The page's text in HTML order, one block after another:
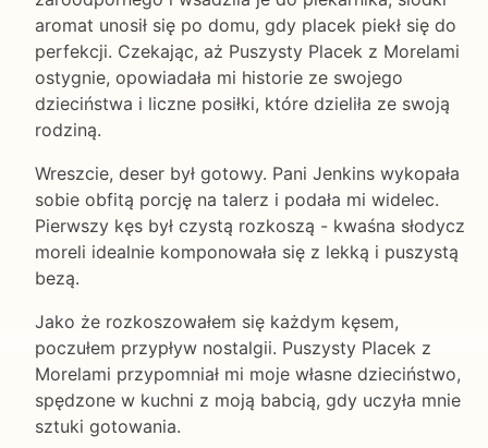
aromat unosił się po domu, gdy placek piekł się do
perfekcji. Czekając, aż Puszysty Placek z Morelami
ostygnie, opowiadała mi historie ze swojego
dzieciństwa i liczne posiłki, które dzieliła ze swoją
rodziną.
Wreszcie, deser był gotowy. Pani Jenkins wykopała
sobie obfitą porcję na talerz i podała mi widelec.
Pierwszy kęs był czystą rozkoszą - kwaśna słodycz
moreli idealnie komponowała się z lekką i puszystą
bezą.
Jako że rozkoszowałem się każdym kęsem,
poczułem przypływ nostalgii. Puszysty Placek z
Morelami przypomniał mi moje własne dzieciństwo,
spędzone w kuchni z moją babcią, gdy uczyła mnie
sztuki gotowania.